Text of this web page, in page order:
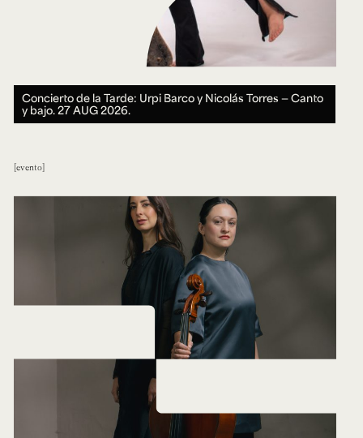
Concierto de la Tarde: Urpi Barco y Nicolás Torres — Canto
y bajo.27 AUG 2026.
evento